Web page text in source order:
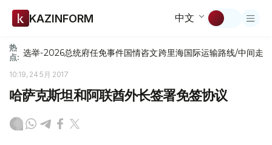
KAZINFORM 中文
热
点: 选举-2026总统府任免事件国情咨文跨里海国际运输路线/中间走廊
10:19, 24 5月 2017
哈萨克斯坦和阿联酋外长签署免签协议